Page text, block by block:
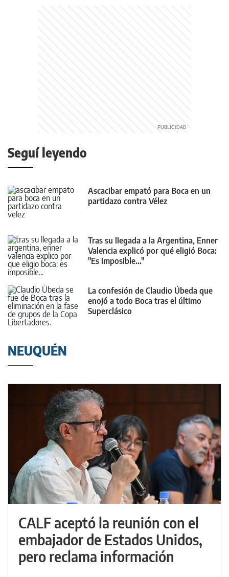
Seguí leyendo
Ascacibar empató para Boca en un
partidazo contra Vélez
Tras su llegada a la Argentina, Enner
Valencia explicó por qué eligió Boca:
"Es imposible..."
La confesión de Claudio Úbeda que
enojó a todo Boca tras el último
Superclásico
NEUQUÉN
CALF aceptó la reunión con el
embajador de Estados Unidos,
pero reclama información